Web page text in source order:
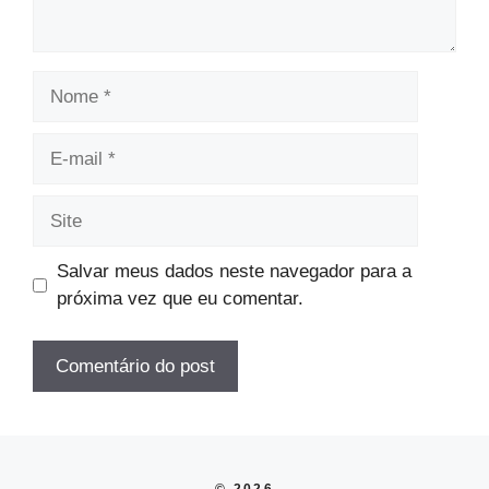
Salvar meus dados neste navegador para a
próxima vez que eu comentar.